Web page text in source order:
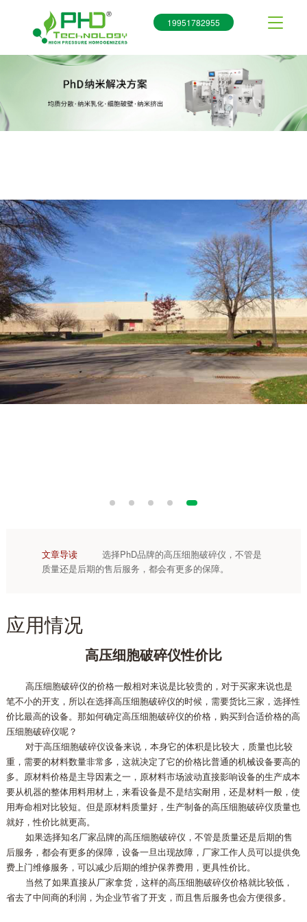
19951782955
文章导读
选择PhD品牌的高压细胞破碎仪，不管是
质量还是后期的售后服务，都会有更多的保障。
应用情况
高压细胞破碎仪性价比
高压细胞破碎仪的价格一般相对来说是比较贵的，对于买家来说也是
笔不小的开支，所以在选择高压细胞破碎仪的时候，需要货比三家，选择性
价比最高的设备。那如何确定高压细胞破碎仪的价格，购买到合适价格的高
压细胞破碎仪呢？
对于高压细胞破碎仪设备来说，本身它的体积是比较大，质量也比较
重，需要的材料数量非常多，这就决定了它的价格比普通的机械设备要高的
多。原材料价格是主导因素之一，原材料市场波动直接影响设备的生产成本
要从机器的整体用料用材上，来看设备是不是结实耐用，还是材料一般，使
用寿命相对比较短。但是原材料质量好，生产制备的高压细胞破碎仪质量也
就好，性价比就更高。
如果选择知名厂家品牌的高压细胞破碎仪，不管是质量还是后期的售
后服务，都会有更多的保障，设备一旦出现故障，厂家工作人员可以提供免
费上门维修服务，可以减少后期的维护保养费用，更具性价比。
当然了如果直接从厂家拿货，这样的高压细胞破碎仪价格就比较低，
省去了中间商的利润，为企业节省了开支，而且售后服务也会方便很多。